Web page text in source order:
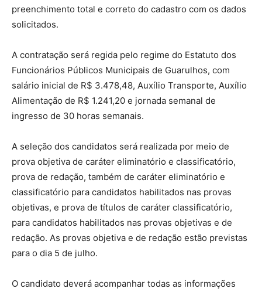
preenchimento total e correto do cadastro com os dados
solicitados.
A contratação será regida pelo regime do Estatuto dos
Funcionários Públicos Municipais de Guarulhos, com
salário inicial de R$ 3.478,48, Auxílio Transporte, Auxílio
Alimentação de R$ 1.241,20 e jornada semanal de
ingresso de 30 horas semanais.
A seleção dos candidatos será realizada por meio de
prova objetiva de caráter eliminatório e classificatório,
prova de redação, também de caráter eliminatório e
classificatório para candidatos habilitados nas provas
objetivas, e prova de títulos de caráter classificatório,
para candidatos habilitados nas provas objetivas e de
redação. As provas objetiva e de redação estão previstas
para o dia 5 de julho.
O candidato deverá acompanhar todas as informações